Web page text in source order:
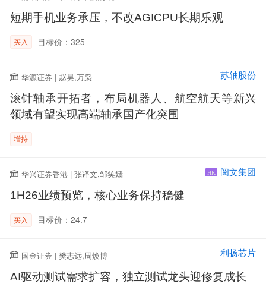
短期手机业务承压，不改AGICPU长期乐观
买入 目标价：325
华源证券 | 赵昊,万枭 苏轴股份
滚针轴承开拓者，布局机器人、航空航天等新兴
领域有望实现高端轴承国产化突围
增持
华兴证券香港 | 张译文,邹笑嫣 HK 阅文集团
1H26业绩预览，核心业务保持稳健
买入 目标价：24.7
国金证券 | 樊志远,周焕博 利扬芯片
AI驱动测试需求扩容，独立测试龙头迎修复成长